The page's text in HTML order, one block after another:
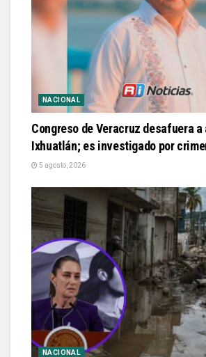
NACIONAL
Congreso de Veracruz desafuera
Ixhuatlán; es investigado por
5 agosto, 2026
NACIONAL